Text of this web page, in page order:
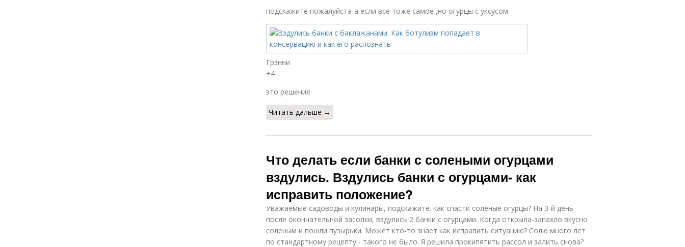
подскажите пожалуйста-а если все тоже самое ,но огурцы с уксусом
Грэнни
+4
это решение
Читать дальше →
Что делать если банки с солеными огурцами
вздулись. Вздулись банки с огурцами- как
исправить положение?
Уважаемые садоводы и кулинары, подскажите. как спасти солёные огурцы? На 3-й день
после окончательной засолки, вздулись 2 банки с огурцами. Когда открыла-запахло вкусно
соленым и пошли пузырьки. Может кто-то знает как исправить ситуацию? Солю много лет
по стандартному рецепту - такого не было. Я решила прокипятить рассол и залить снова?